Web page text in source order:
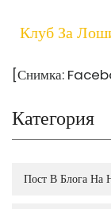
Клуб За
[Снимка:
Категория
Пост В Блога На